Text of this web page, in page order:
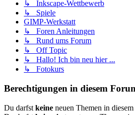
↳ Inkscape-Wettbewerb
↳ Spiele
GIMP-Werkstatt
↳ Foren Anleitungen
↳ Rund ums Forum
↳ Off Topic
↳ Hallo! Ich bin neu hier ...
↳ Fotokurs
Berechtigungen in diesem
Du darfst keine neuen Themen in